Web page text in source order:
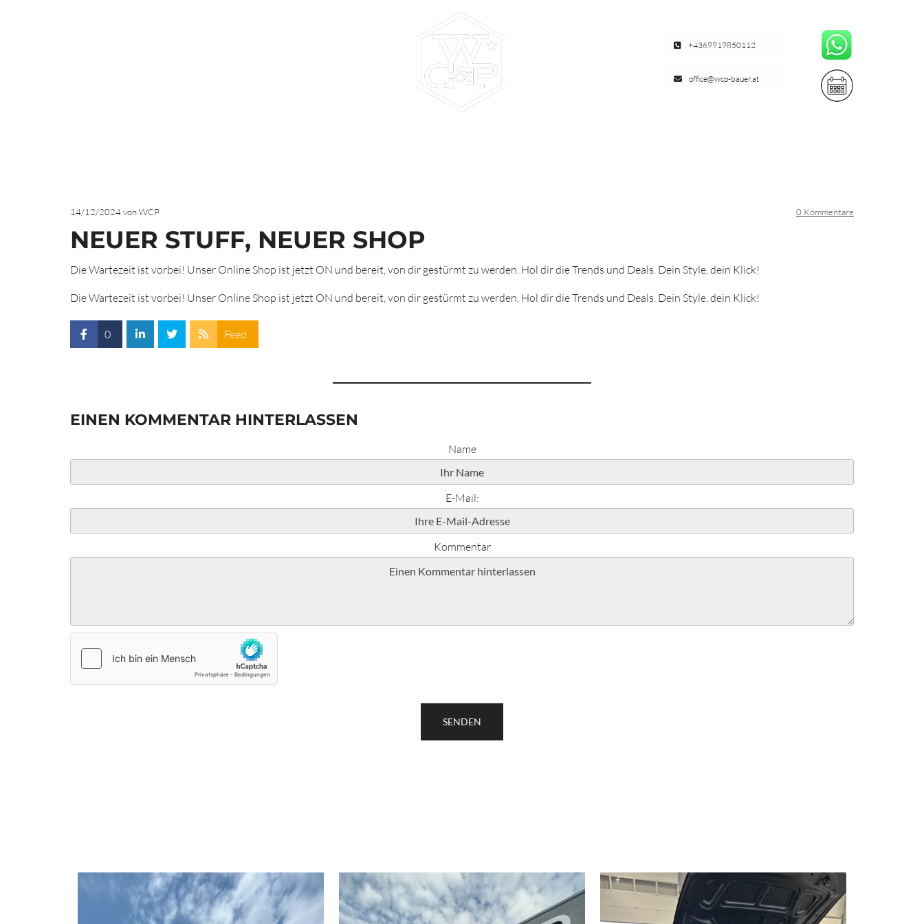
+4369919850112
office@wcp-bauer.at
14/12/2024von WCP 0 Kommentare
NEUER STUFF, NEUER SHOP
Die Wartezeit ist vorbei! Unser Online Shop ist jetzt ON und bereit, von dir gestürmt zu werden. Hol dir die Trends und Deals. Dein Style, dein Klick!
Die Wartezeit ist vorbei! Unser Online Shop ist jetzt ON und bereit, von dir gestürmt zu werden. Hol dir die Trends und Deals. Dein Style, dein Klick!
0 Feed
EINEN KOMMENTAR HINTERLASSEN
Name
E-Mail:
Kommentar